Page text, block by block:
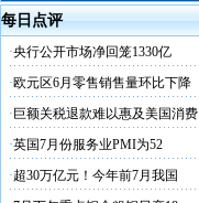
每日点评
·央行公开市场净回笼1330亿
·欧元区6月零售销售量环比下降
· 巨额关税退款难以惠及美国消费
·英国7月份服务业PMI为52
·超30万亿元！今年前7月我国